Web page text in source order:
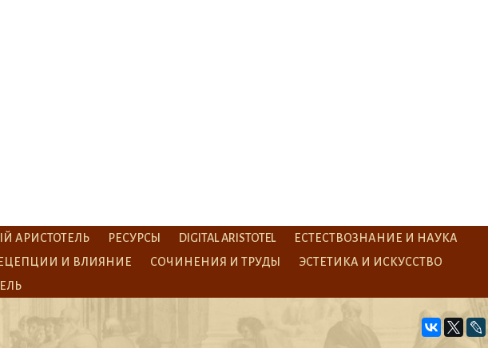
АРИСТОТЕЛЬ РЕСУРСЫ DIGITAL ARISTOTEL
ЕСТЕСТВОЗНАНИЕ И НАУКА
И ВЛИЯНИЕ СОЧИНЕНИЯ И ТРУДЫ
ЭСТЕТИКА И ИСКУССТВО